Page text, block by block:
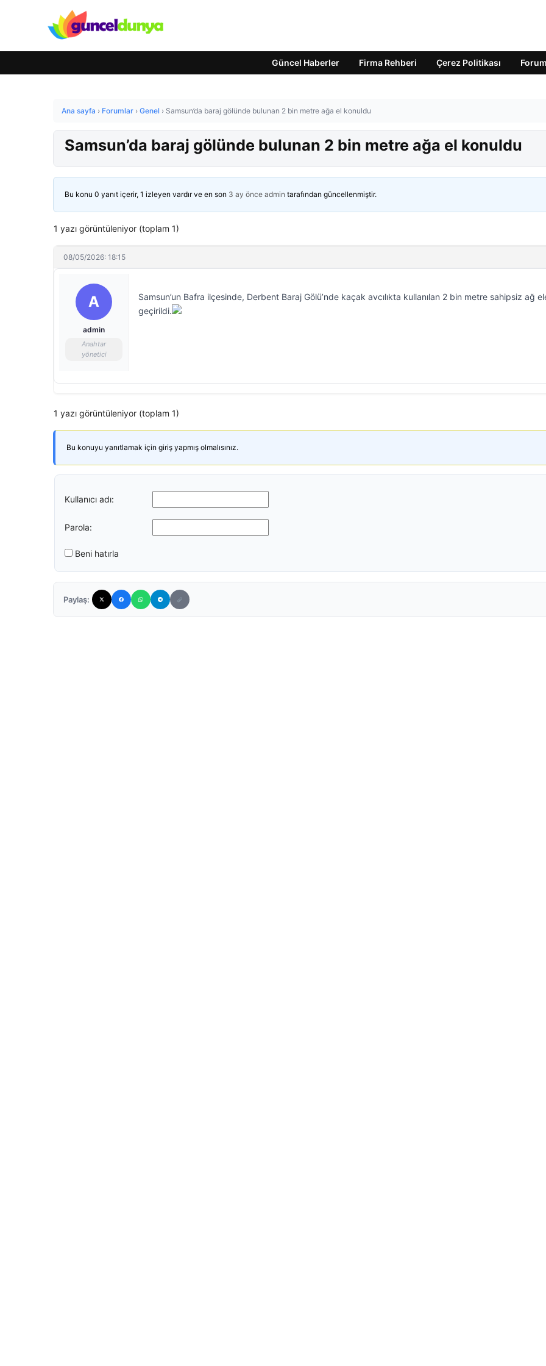
Güncel Haberler Firma Rehberi Çerez Politikası Forum
Ana sayfa › Forumlar › Genel › Samsun’da baraj gölünde bulunan 2 bin metre ağa el konuldu
Samsun’da baraj gölünde bulunan 2 bin metre ağa el konuldu
Bu konu 0 yanıt içerir, 1 izleyen vardır ve en son 3 ay önce admin tarafından güncellenmiştir.
1 yazı görüntüleniyor (toplam 1)
08/05/2026: 18:15
A
admin
Anahtar
yönetici
Samsun’un Bafra ilçesinde, Derbent Baraj Gölü’nde kaçak avcılıkta kullanılan 2 bin metre sahipsiz ağ
geçirildi.
1 yazı görüntüleniyor (toplam 1)
Bu konuyu yanıtlamak için giriş yapmış olmalısınız.
Kullanıcı adı:
Parola:
Beni hatırla
Paylaş: